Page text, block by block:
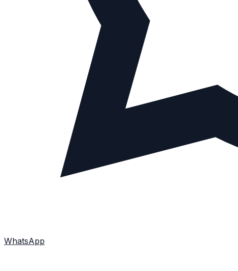
WhatsApp